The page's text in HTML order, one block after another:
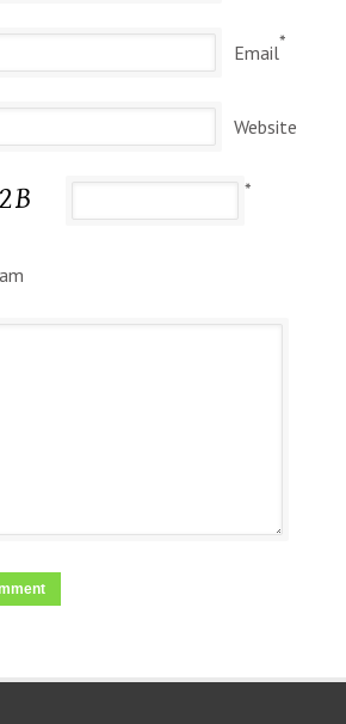
Email*
Website
*